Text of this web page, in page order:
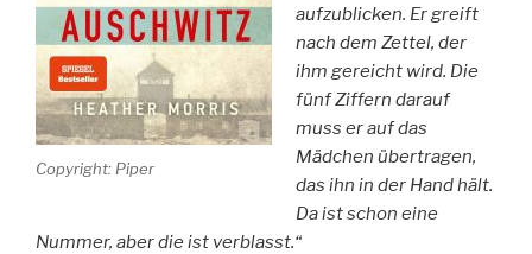
Copyright: Piper
aufzublicken. Er greift
nach dem Zettel, der
ihm gereicht wird. Die
fünf Ziffern darauf
muss er auf das
Mädchen übertragen,
das ihn in der Hand hält.
Da ist schon eine
Nummer, aber die ist verblasst.“